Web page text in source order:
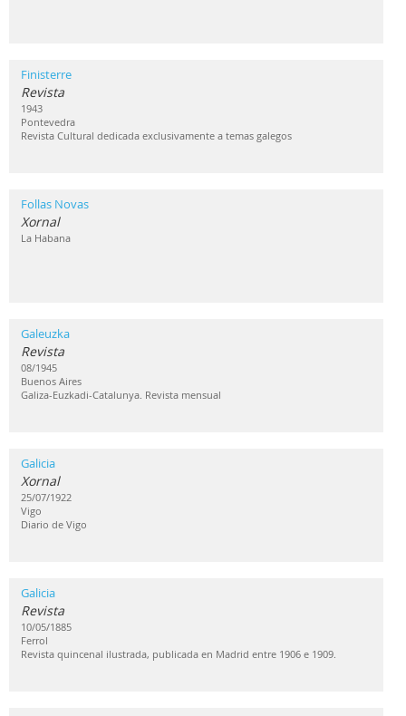
Finisterre
Revista
1943
Pontevedra
Revista Cultural dedicada exclusivamente a temas galegos
Follas Novas
Xornal
La Habana
Galeuzka
Revista
08/1945
Buenos Aires
Galiza-Euzkadi-Catalunya. Revista mensual
Galicia
Xornal
25/07/1922
Vigo
Diario de Vigo
Galicia
Revista
10/05/1885
Ferrol
Revista quincenal ilustrada, publicada en Madrid entre 1906 e 1909.